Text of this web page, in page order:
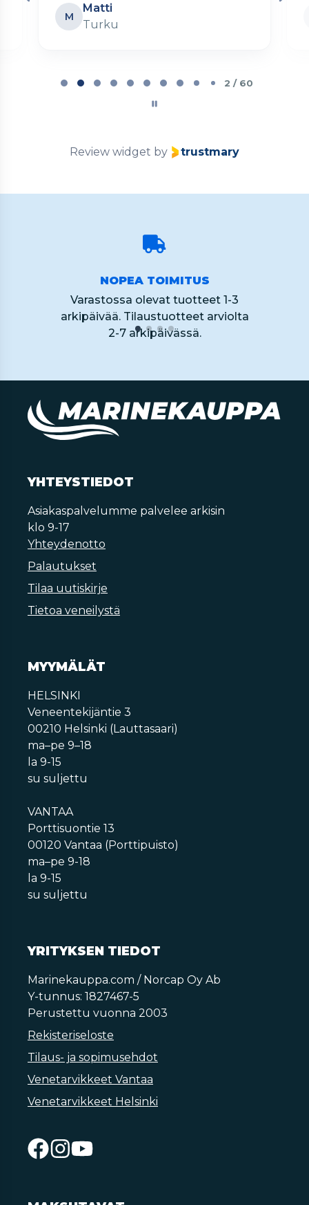
M
Matti
Turku
2 / 60
Review widget by trustmary
NOPEA TOIMITUS
Varastossa olevat tuotteet 1-3
arkipäivää. Tilaustuotteet arviolta
2-7 arkipäivässä.
YHTEYSTIEDOT
Asiakaspalvelumme palvelee arkisin
klo 9-17
Yhteydenotto
Palautukset
Tilaa uutiskirje
Tietoa veneilystä
MYYMÄLÄT
HELSINKI
Veneentekijäntie 3
00210 Helsinki (Lauttasaari)
ma–pe 9–18
la 9-15
su suljettu
VANTAA
Porttisuontie 13
00120 Vantaa (Porttipuisto)
ma–pe 9-18
la 9-15
su suljettu
YRITYKSEN TIEDOT
Marinekauppa.com / Norcap Oy Ab
Y-tunnus: 1827467-5
Perustettu vuonna 2003
Rekisteriseloste
Tilaus- ja sopimusehdot
Venetarvikkeet Vantaa
Venetarvikkeet Helsinki